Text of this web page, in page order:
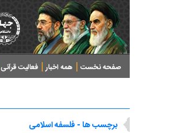
صفحه نخست همه اخبار فعالیت قرآنی
برچسب ها - فلسفه اسلامی